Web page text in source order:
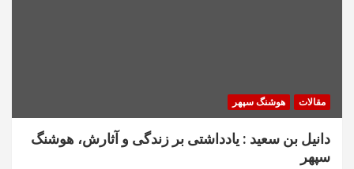
مقالات هوشنگ سپهر
دانيل بن سعيد : يادداشتی بر زندگی و آثارش، ھوشنگ
سپھر